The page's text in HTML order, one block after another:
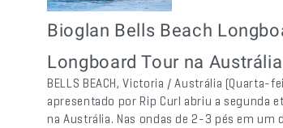
Bioglan Bells Beach
Longboard Tour na Austrália
BELLS BEACH, Victoria / Austrália
apresentado por Rip Curl abriu a segunda
na Austrália. Nas ondas de 2-3 pés em